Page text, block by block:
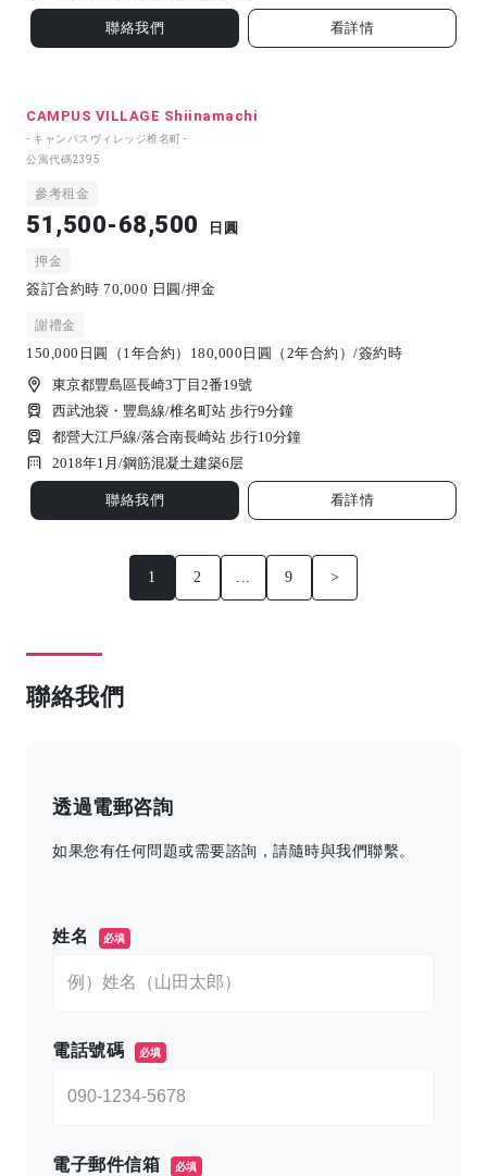
聯絡我們 看詳情
CAMPUS VILLAGE Shiinamachi
- キャンパスヴィレッジ椎名町 -
公寓代碼2395
參考租金
51,500-68,500 日圓
押金
簽訂合約時 70,000 日圓/押金
謝禮金
150,000日圓（1年合約）180,000日圓（2年合約）/簽約時
東京都豐島區長崎3丁目2番19號
西武池袋・豐島線/椎名町站 步行9分鐘
都營大江戶線/落合南長崎站 步行10分鐘
2018年1月/鋼筋混凝土建築6 层
聯絡我們 看詳情
1 2 ... 9 >
聯絡我們
透過電郵咨詢
如果您有任何問題或需要諮詢，請隨時與我們聯繫。
姓名 必填
電話號碼 必填
電子郵件信箱 必填